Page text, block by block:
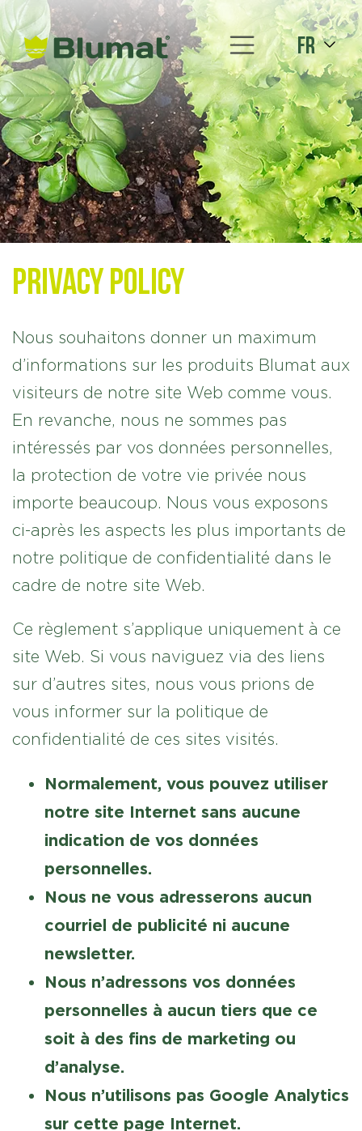
fr
Privacy Policy
Nous souhaitons donner un maximum
d’informations sur les produits Blumat aux
visiteurs de notre site Web comme vous.
En revanche, nous ne sommes pas
intéressés par vos données personnelles,
la protection de votre vie privée nous
importe beaucoup. Nous vous exposons
ci-après les aspects les plus importants de
notre politique de confidentialité dans le
cadre de notre site Web.
Ce règlement s’applique uniquement à ce
site Web. Si vous naviguez via des liens
sur d’autres sites, nous vous prions de
vous informer sur la politique de
confidentialité de ces sites visités.
Normalement, vous pouvez utiliser
notre site Internet sans aucune
indication de vos données
personnelles.
Nous ne vous adresserons aucun
courriel de publicité ni aucune
newsletter.
Nous n’adressons vos données
personnelles à aucun tiers que ce
soit à des fins de marketing ou
d’analyse.
Nous n’utilisons pas Google Analytics
sur cette page Internet.